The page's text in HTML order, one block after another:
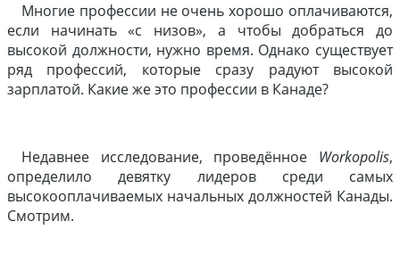
Многие профессии не очень хорошо оплачиваются,
если начинать «с низов», а чтобы добраться до
высокой должности, нужно время. Однако существует
ряд профессий, которые сразу радуют высокой
зарплатой. Какие же это профессии в Канаде?
Недавнее исследование, проведённое Workopolis,
определило девятку лидеров среди самых
высокооплачиваемых начальных должностей Канады.
Смотрим.